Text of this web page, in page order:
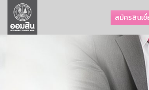
สมัครสินเชื่
ลูกค้าธุรกิจ
ลูกค้าผู้ประกอบรายย่อย